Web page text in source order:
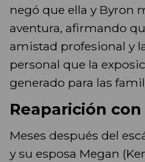
negó que ella y Byron
aventura, afirmando
amistad profesional y
personal que la
generado para las
Reaparición
Meses después del
y su esposa Megan